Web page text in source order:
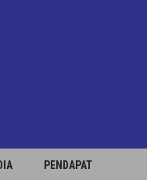
PENDAPAT